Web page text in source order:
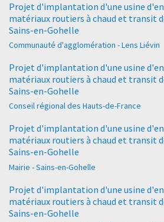
Projet d'implantation d'une usine
matériaux routiers à chaud et transit
Sains-en-Gohelle
Communauté d'agglomération - Lens Liévin
Projet d'implantation d'une usine
matériaux routiers à chaud et transit
Sains-en-Gohelle
Conseil régional des Hauts-de-France
Projet d'implantation d'une usine
matériaux routiers à chaud et transit
Sains-en-Gohelle
Mairie - Sains-en-Gohelle
Projet d'implantation d'une usine
matériaux routiers à chaud et transit
Sains-en-Gohelle